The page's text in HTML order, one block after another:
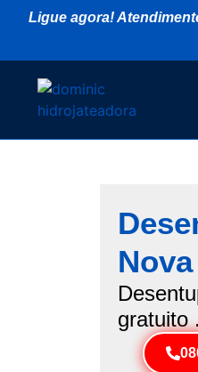
Ligue agora!
gratuito